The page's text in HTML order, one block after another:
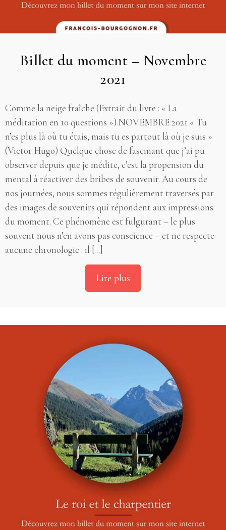
Billet du moment – Novembre
2021
Comme la neige fraîche (Extrait du livre : « La
méditation en 10 questions ») NOVEMBRE 2021 « Tu
n’es plus là où tu étais, mais tu es partout là où je suis »
(Victor Hugo) Quelque chose de fascinant que j’ai pu
observer depuis que je médite, c’est la propension du
mental à réactiver des bribes de souvenir. Au cours de
nos journées, nous sommes régulièrement traversés par
des images de souvenirs qui répondent aux impressions
du moment. Ce phénomène est fulgurant – le plus
souvent nous n’en avons pas conscience – et ne respecte
aucune chronologie : il [...]
Lire plus